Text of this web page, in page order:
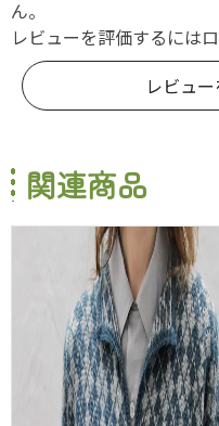
ん。
レビューを評価するには
レビュー
関連商品